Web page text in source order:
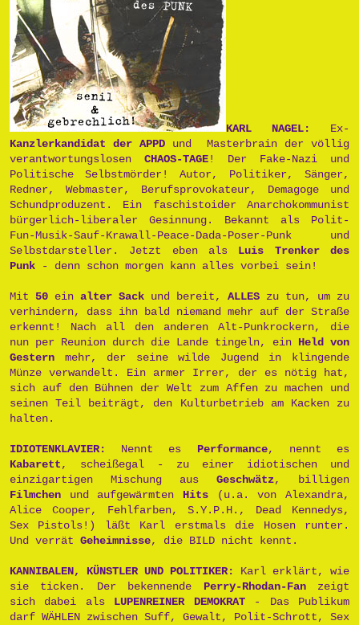
KARL NAGEL:
Ex-
Kanzlerkandidat der APPD und Masterbrain der völlig
verantwortungslosen CHAOS-TAGE! Der Fake-Nazi und
Politische Selbstmörder! Autor, Politiker, Sänger,
Redner, Webmaster, Berufsprovokateur, Demagoge und
Schundproduzent. Ein faschistoider Anarchokommunist
bürgerlich-liberaler Gesinnung. Bekannt als Polit-
Fun-Musik-Sauf-Krawall-Peace-Dada-Poser-Punk und
Selbstdarsteller. Jetzt eben als Luis Trenker des
Punk - denn schon morgen kann alles vorbei sein!
Mit 50 ein alter Sack und bereit, ALLES zu tun, um zu
verhindern, dass ihn bald niemand mehr auf der Straße
erkennt! Nach all den anderen Alt-Punkrockern, die
nun per Reunion durch die Lande tingeln, ein Held von
Gestern mehr, der seine wilde Jugend in klingende
Münze verwandelt. Ein armer Irrer, der es nötig hat,
sich auf den Bühnen der Welt zum Affen zu machen und
seinen Teil beiträgt, den Kulturbetrieb am Kacken zu
halten.
IDIOTENKLAVIER: Nennt es Performance, nennt es
Kabarett, scheißegal - zu einer idiotischen und
einzigartigen Mischung aus Geschwätz, billigen
Filmchen und aufgewärmten Hits (u.a. von Alexandra,
Alice Cooper, Fehlfarben, S.Y.P.H., Dead Kennedys,
Sex Pistols!) läßt Karl erstmals die Hosen runter.
Und verrät Geheimnisse, die BILD nicht kennt.
KANNIBALEN, KÜNSTLER UND POLITIKER:
Karl erklärt, wie
sie ticken. Der bekennende Perry-Rhodan-Fanzeigt
sich dabei als LUPENREINER DEMOKRAT- Das Publikum
darf WÄHLEN zwischen Suff, Gewalt, Polit-Schrott, Sex